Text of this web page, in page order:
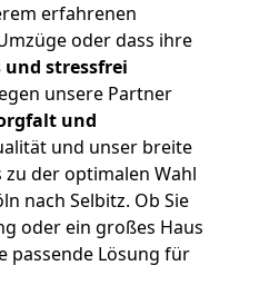
erfahrenen
oder dass ihre
stressfrei
unsere Partner
und
und unser breite
der optimalen Wahl
nach Selbitz. Ob Sie
oder ein großes Haus
passende Lösung für